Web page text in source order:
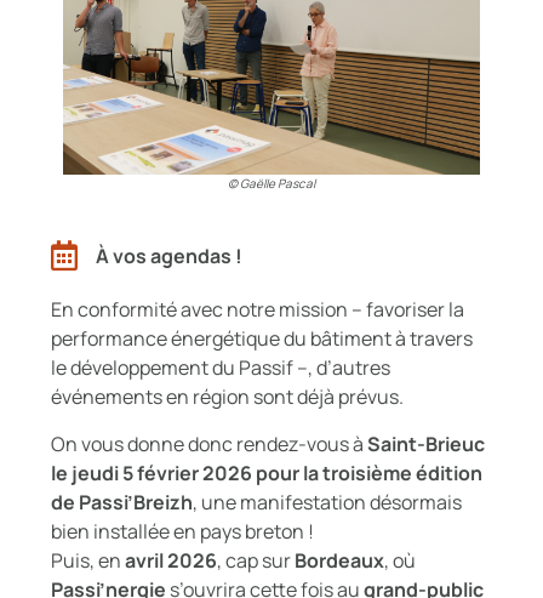
© Gaëlle Pascal
À vos agendas !
En conformité avec notre mission – favoriser la
performance énergétique du bâtiment à travers
le développement du Passif –, d’autres
événements en région sont déjà prévus.
On vous donne donc rendez-vous àSaint-Brieuc
le jeudi 5 février 2026 pour la troisième édition
de Passi’Breizh, une manifestation désormais
bien installée en pays breton !
Puis, enavril 2026, cap surBordeaux, où
Passi’nergie s’ouvrira cette fois augrand-public